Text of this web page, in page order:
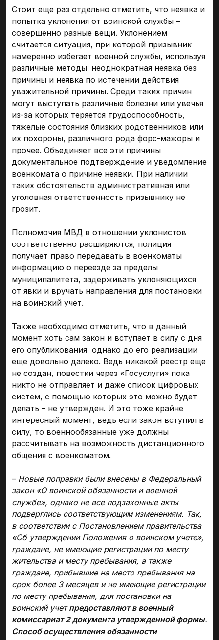
Стоит еще раз отдельно отметить, что неявка и
попытка уклонения от воинской службы –
совершенно разные вещи. Уклонением
считается ситуация, при которой призывник
намеренно избегает военной службы, используя
различные методы: неоднократная неявка без
причины и неявка по истечении действия
уважительной причины. Среди таких причин
могут выступать различные болезни или увечья
из-за которых теряется трудоспособность,
тяжелые состояния близких родственников или
их похороны, различного рода форс-мажоры и
прочее. Объединяет все эти причины
документальное подтверждение и уведомление
военкомата о причине неявки. При наличии
таких обстоятельств административная или
уголовная ответственность призывнику не
грозит.
Полномочия МВД в отношении уклонистов
соответственно расширяются, полиция
получает право передавать в военкоматы
информацию о переезде за пределы
муниципалитета, задерживать уклоняющихся
от явки и вручать направления для постановки
на воинский учет.
Также необходимо отметить, что в данный
момент хоть сам закон и вступает в силу с дня
его опубликования, однако до его реализации
еще довольно далеко. Ведь никакой реестр еще
не создан, повестки через «Госуслуги» пока
никто не отправляет и даже список цифровых
систем, с помощью которых это можно будет
делать – не утвержден. И это тоже крайне
интересный момент, ведь если закон вступил в
силу, то военнообязанные уже должны
рассчитывать на возможность дистанционного
общения с военкоматом.
– Новые поправки были внесены в Федеральный
закон «О воинской обязанности и военной
службе», однако не все подзаконные акты
подверглись соответствующим изменениям. Так,
в соответствии с Постановлением правительства
«Об утверждении Положения о воинском учете»,
граждане, не имеющие регистрации по месту
жительства и месту пребывания, а также
граждане, прибывшие на место пребывания на
срок более 3 месяцев и не имеющие регистрации
по месту пребывания, для постановки на
воинский учетпредоставляют в военный
комиссариат 2 документа утвержденной формы.
Способ осуществления обязанности